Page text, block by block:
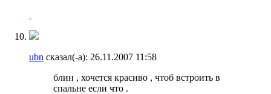
ubn сказал(-а): 26.11.2007 11:58
блин , хочется красиво , чтоб встроить в
спальне если что .